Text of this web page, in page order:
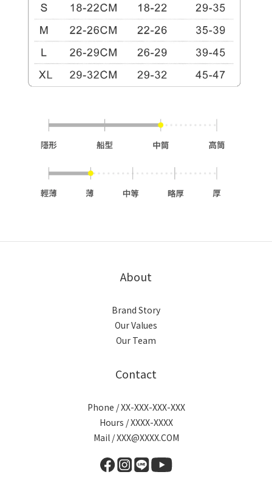
About
Brand Story
Our Values
Our Team
Contact
Phone / XX-XXX-XXX-XXX
Hours / XXXX-XXXX
Mail / XXX@XXXX.COM